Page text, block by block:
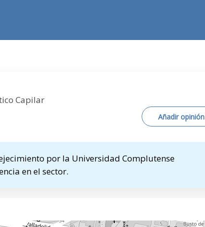
Capilar
Añadir opinión
por la Universidad Complutense
en el sector.